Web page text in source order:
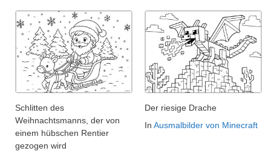
Schlitten des
Weihnachtsmanns, der von
einem hübschen Rentier
gezogen wird
Der riesige Drache
In Ausmalbilder von Minecraft